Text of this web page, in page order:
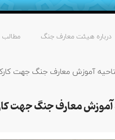
درباره هیئت معارف جنگ مطالب
آموزش معارف جنگ جهت
آموزش معارف جنگ جهت